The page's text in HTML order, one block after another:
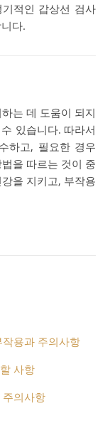
적인 갑상선 검사
다.
는 데 도움이 되지
있습니다. 따라서
하고, 필요한 경우
을 따르는 것이 중
을 지키고, 부작용
용과 주의사항
사항
의사항